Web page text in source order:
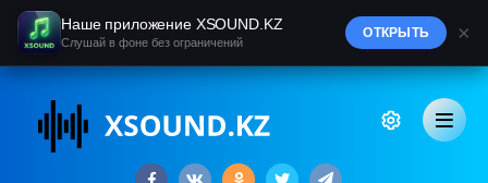
Наше приложение XSOUND.KZ
Слушай в фоне без ограничений
ОТКРЫТЬ ×